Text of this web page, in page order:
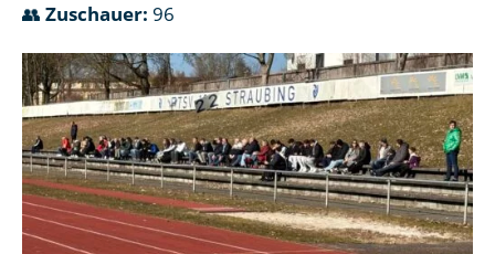
👥 Zuschauer: 96